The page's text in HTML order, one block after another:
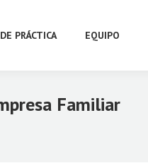
PRÁCTICA EQUIPO
Familiar